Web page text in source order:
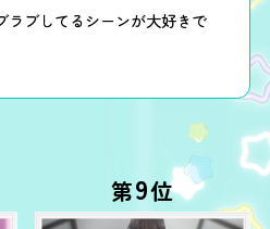
ラブしてるシーンが大好きで
第9位